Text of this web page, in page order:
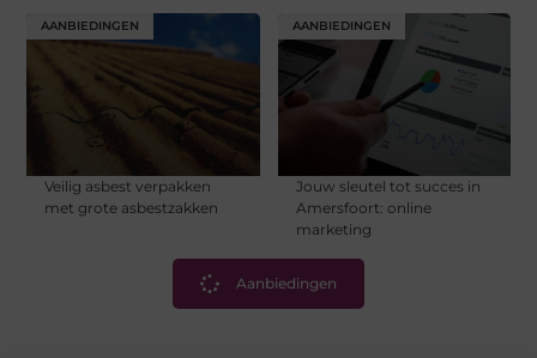
AANBIEDINGEN
Veilig asbest verpakken
met grote asbestzakken
AANBIEDINGEN
Jouw sleutel tot succes in
Amersfoort: online
marketing
Aanbiedingen